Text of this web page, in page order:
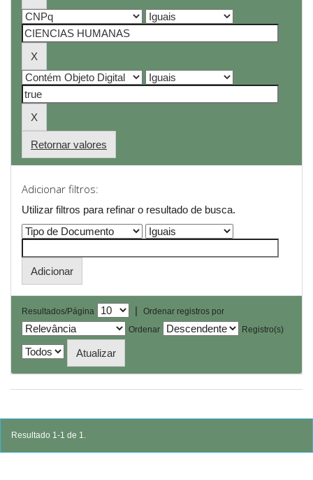
Retornar valores
Adicionar filtros:
Utilizar filtros para refinar o resultado de busca.
Resultados/Página |
Ordenar registros por
Ordenar
Registro(s)
Resultado 1-1 de 1.